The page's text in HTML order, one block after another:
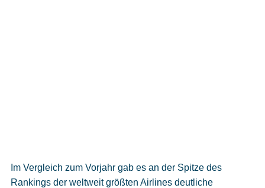
Im Vergleich zum Vorjahr gab es an der Spitze des
Rankings der weltweit größten Airlines deutliche